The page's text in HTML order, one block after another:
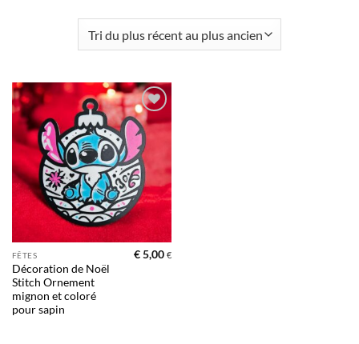
Ajouter
à la liste
d’envies
FÊTES
Décoration de Noël
Stitch Ornement
mignon et coloré
pour sapin
€5,00 €